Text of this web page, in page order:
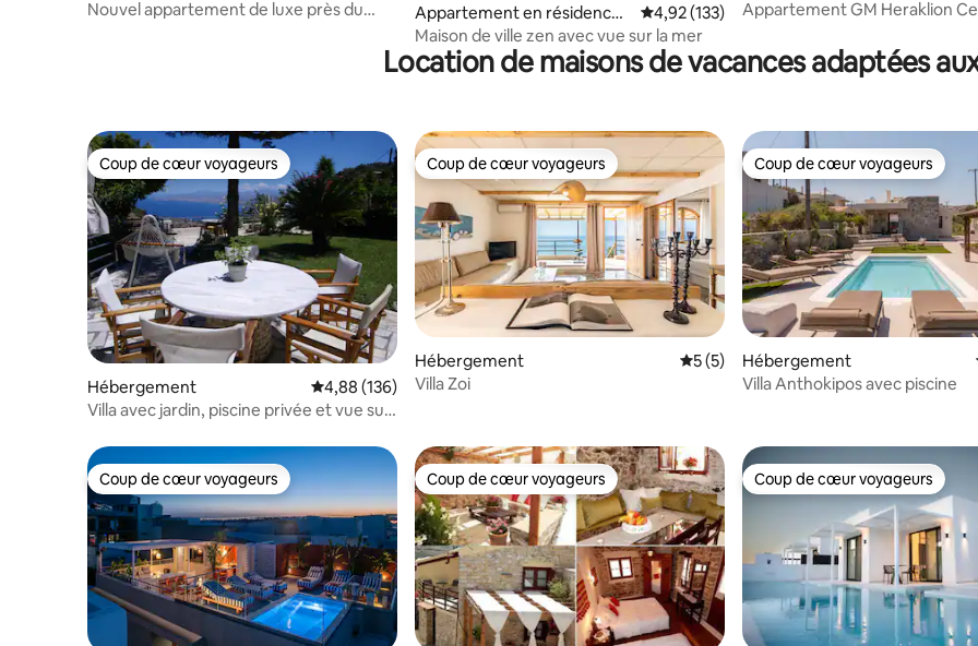
Nouvel appartement de luxe près du
Appartement en résidence ⋅
Palaiokastro
Évaluation moyenne sur la base de 133
4,92 (133)
Maison de ville zen avec vue sur la mer
Appartement GM Heraklion
Location de maisons de vacances adaptées
Coup de cœur voyageurs
Coup de cœur voyageurs
Hébergement Évaluation moyenne sur la base de 136 commentaires : 4,88 sur 5
4,88 (136)
Villa avec jardin, piscine privée et vue sur
Coup de cœur voyageurs
Coup de cœur voyageurs
Hébergement Évaluation moyenne sur la base de 5
5 (5)
Villa Zoi
Coup de cœur voyageurs
Coup de cœur voyageurs
Hébergement
Villa Anthokipos avec piscine
Coup de cœur voyageurs
Coup de cœur voyageurs Coup de cœur voyageurs
Coup de cœur voyageurs Coup de cœur voyageurs
Coup de cœur voyageurs